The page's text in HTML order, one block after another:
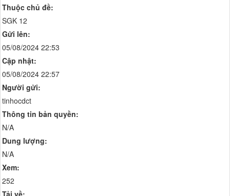
Thuộc chủ đề:
SGK 12
Gửi lên:
05/08/2024 22:53
Cập nhật:
05/08/2024 22:57
Người gửi:
tinhocdct
Thông tin bản quyền:
N/A
Dung lượng:
N/A
Xem:
252